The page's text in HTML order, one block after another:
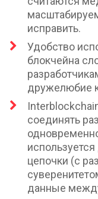
исправить.
Удобство
блокчейна
дружелюбие
соединять
цепочки (с
данные